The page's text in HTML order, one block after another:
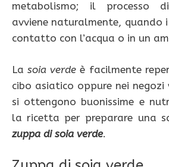
metabolismo; il processo
avviene naturalmente, quando
contatto con l’acqua o in un
Lasoia verdeè facilmente
cibo asiatico oppure nei negozi
si ottengono buonissime e
la ricetta per preparare una
zuppa di soia verde.